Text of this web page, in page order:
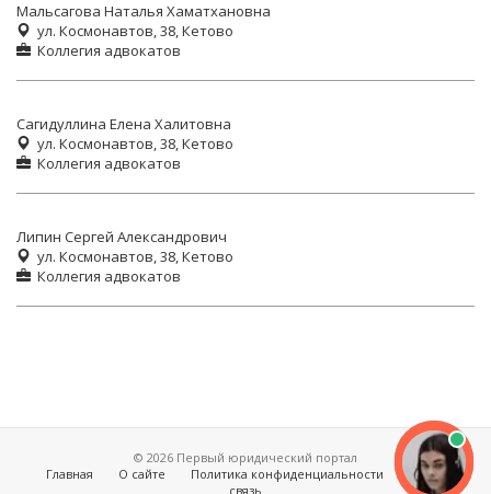
Мальсагова Наталья Хаматхановна
ул. Космонавтов, 38, Кетово
Коллегия адвокатов
Сагидуллина Елена Халитовна
ул. Космонавтов, 38, Кетово
Коллегия адвокатов
Липин Сергей Александрович
ул. Космонавтов, 38, Кетово
Коллегия адвокатов
© 2026 Первый юридический портал
Главная
О сайте Политика конфиденциальности
Обратная
связь